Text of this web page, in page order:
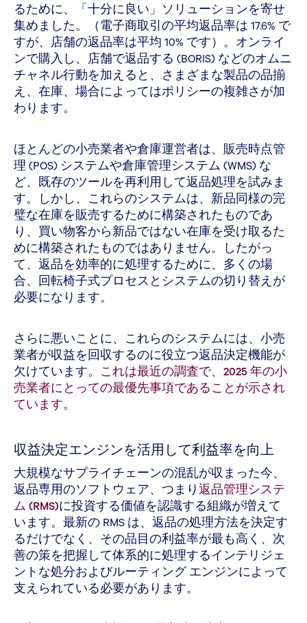
るために、「十分に良い」ソリューションを寄せ
集めました。（電子商取引の平均返品率は 17.6% で
すが、店舗の返品率は平均 10% です）。オンライ
ンで購入し、店舗で返品する (BORIS) などのオムニ
チャネル行動を加えると、さまざまな製品の品揃
え、在庫、場合によってはポリシーの複雑さが加
わります。
ほとんどの小売業者や倉庫運営者は、販売時点管
理 (POS) システムや倉庫管理システム (WMS) な
ど、既存のツールを再利用して返品処理を試みま
す。しかし、これらのシステムは、新品同様の完
璧な在庫を販売するために構築されたものであ
り、買い物客から新品ではない在庫を受け取るた
めに構築されたものではありません。したがっ
て、返品を効率的に処理するために、多くの場
合、回転椅子式プロセスとシステムの切り替えが
必要になります。
さらに悪いことに、これらのシステムには、小売
業者が収益を回収するのに役立つ返品決定機能が
欠けています。 これは最近の調査で、2025 年の小
売業者にとっての最優先事項であることが示され
ています。
収益決定エンジンを活用して利益率を向上
大規模なサプライチェーンの混乱が収まった今、
返品専用のソフトウェア、つまり返品管理システ
ム (RMS)に投資する価値を認識する組織が増えて
います。最新の RMS は、返品の処理方法を決定す
るだけでなく、その品目の利益率が最も高く、次
善の策を把握して体系的に処理するインテリジェ
ントな処分およびルーティング エンジンによって
支えられている必要があります。